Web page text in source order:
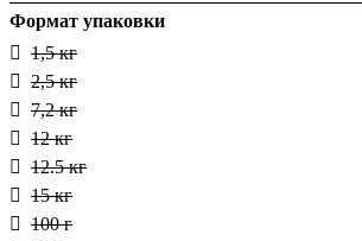
Формат упаковки
1,5 кг
2,5 кг
7,2 кг
12 кг
12.5 кг
15 кг
100 г